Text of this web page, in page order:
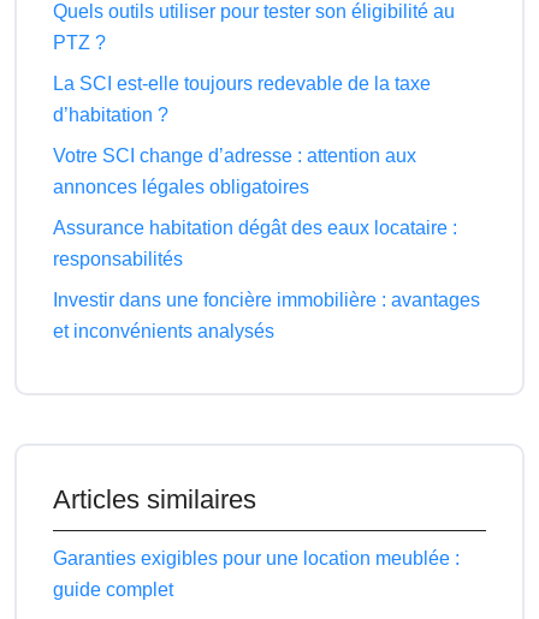
Quels outils utiliser pour tester son éligibilité au
PTZ ?
La SCI est-elle toujours redevable de la taxe
d’habitation ?
Votre SCI change d’adresse : attention aux
annonces légales obligatoires
Assurance habitation dégât des eaux locataire :
responsabilités
Investir dans une foncière immobilière : avantages
et inconvénients analysés
Articles similaires
Garanties exigibles pour une location meublée :
guide complet